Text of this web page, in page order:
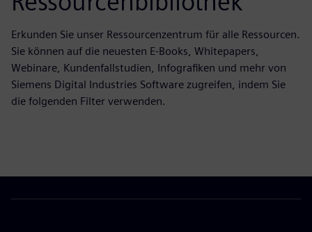
Erkunden Sie unser Ressourcenzentrum für alle Ressourcen.
Sie können auf die neuesten E-Books, Whitepapers,
Webinare, Kundenfallstudien, Infografiken und mehr von
Siemens Digital Industries Software zugreifen, indem Sie
die folgenden Filter verwenden.